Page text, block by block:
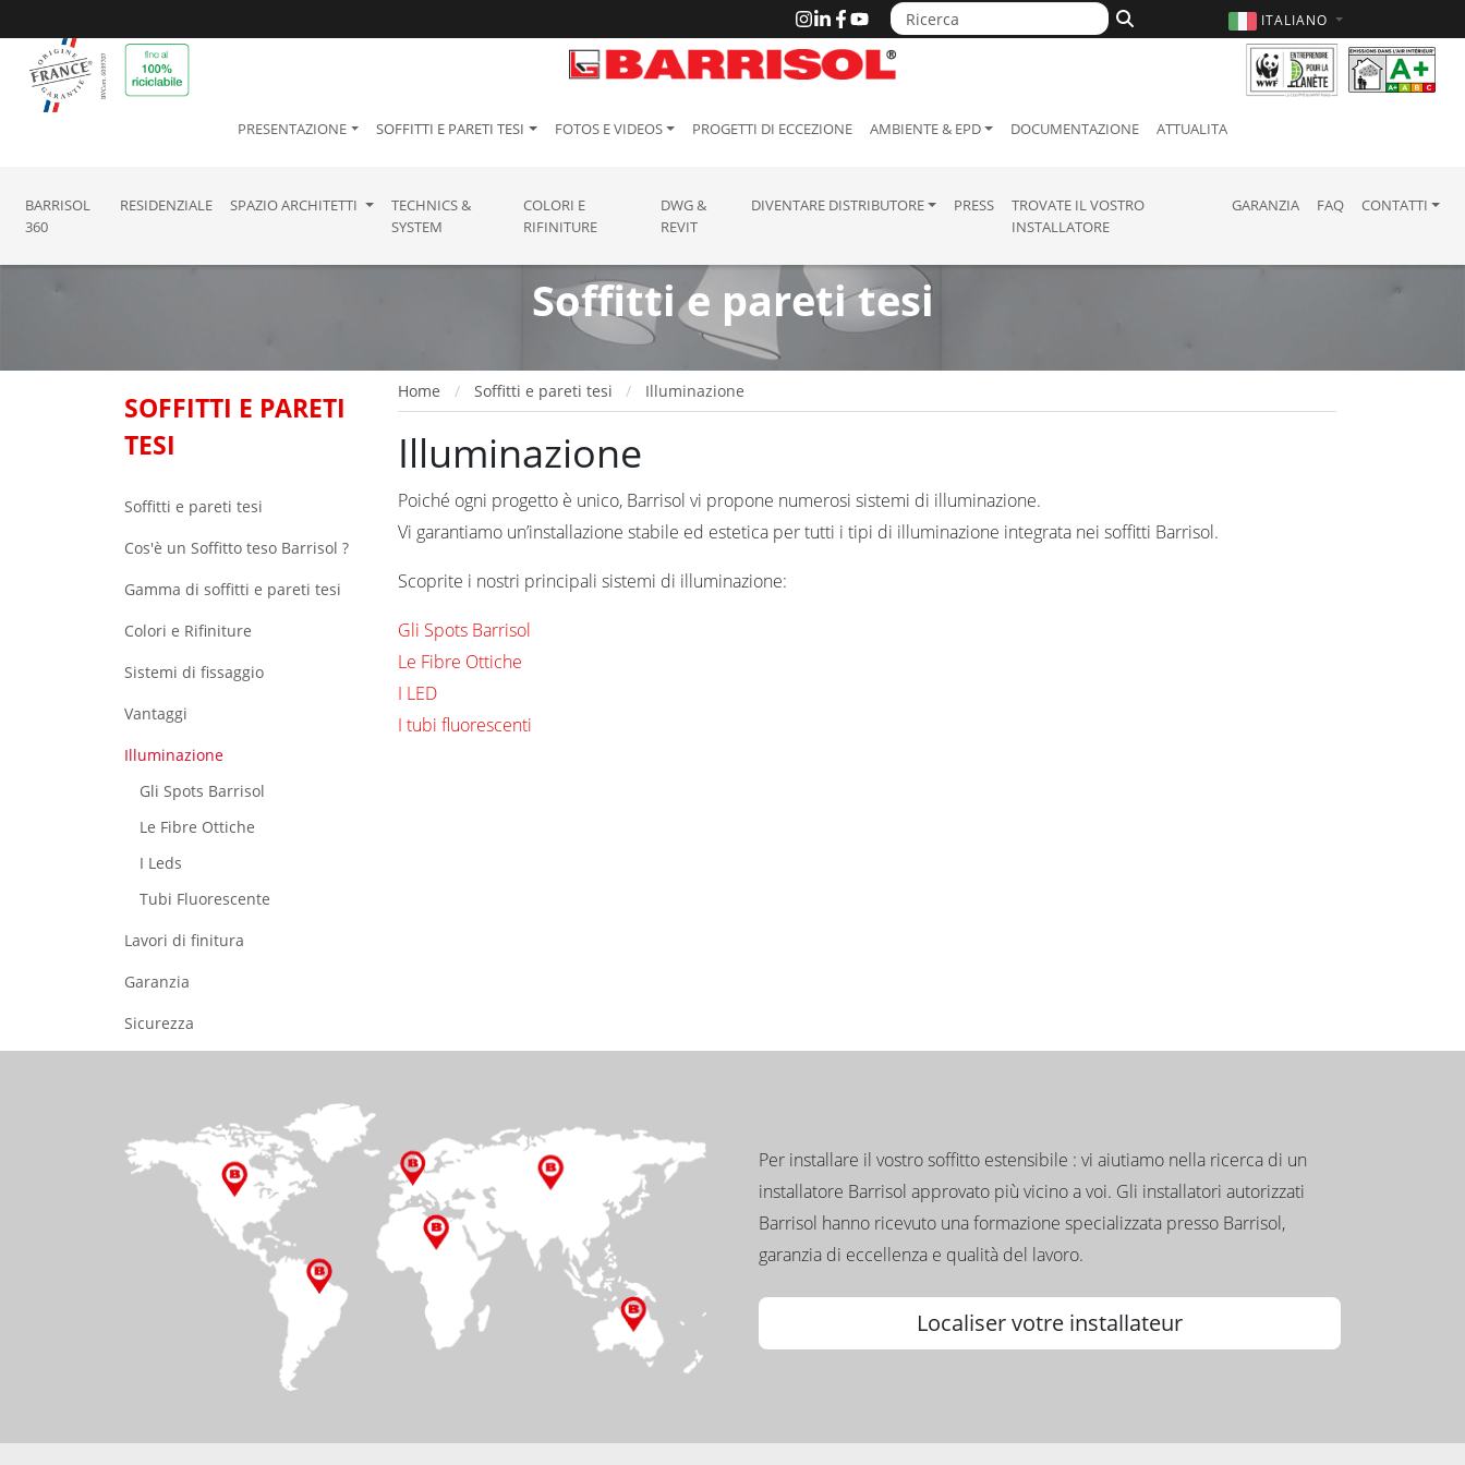
ITALIANO
PRESENTAZIONE SOFFITTI E PARETI TESI FOTOS E VIDEOS PROGETTI DI ECCEZIONE AMBIENTE & EPD DOCUMENTAZIONE ATTUALITA
BARRISOL
360
RESIDENZIALE SPAZIO ARCHITETTI
TECHNICS &
SYSTEM
COLORI E
RIFINITURE
DWG &
REVIT
DIVENTARE DISTRIBUTORE PRESS
TROVATE IL VOSTRO
INSTALLATORE
GARANZIA FAQ CONTATTI
Soffitti e pareti tesi
SOFFITTI E PARETI
TESI
Soffitti e pareti tesi
Cos'è un Soffitto teso Barrisol ?
Gamma di soffitti e pareti tesi
Colori e Rifiniture
Sistemi di fissaggio
Vantaggi
Illuminazione
Gli Spots Barrisol
Le Fibre Ottiche
I Leds
Tubi Fluorescente
Lavori di finitura
Garanzia
Sicurezza
Home Soffitti e pareti tesi Illuminazione
Illuminazione
Poiché ogni progetto è unico, Barrisol vi propone numerosi sistemi di illuminazione.
Vi garantiamo un’installazione stabile ed estetica per tutti i tipi di illuminazione integrata nei soffitti Barrisol.
Scoprite i nostri principali sistemi di illuminazione:
Gli Spots Barrisol
Le Fibre Ottiche
I LED
I tubi fluorescenti
Per installare il vostro soffitto estensibile : vi aiutiamo nella ricerca di un
installatore Barrisol approvato più vicino a voi. Gli installatori autorizzati
Barrisol hanno ricevuto una formazione specializzata presso Barrisol,
garanzia di eccellenza e qualità del lavoro.
Localiser votre installateur